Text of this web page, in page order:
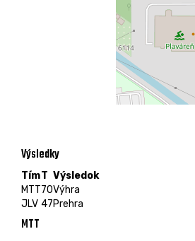
Výsledky
TímT Výsledok
MTT70Výhra
JLV 47Prehra
MTT